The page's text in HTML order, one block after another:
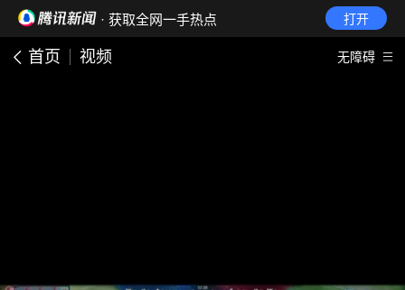
· 获取全网一手热点 打开
首页 视频 无障碍